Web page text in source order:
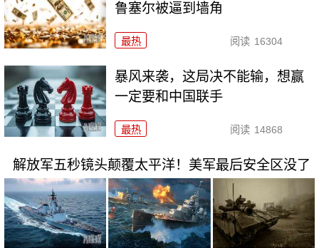
鲁塞尔被逼到墙角
最热 阅读 16304
暴风来袭，这局决不能输，想赢
一定要和中国联手
最热 阅读 14868
解放军五秒镜头颠覆太平洋！美军最后安全区没了